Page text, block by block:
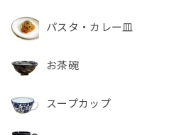
パスタ・カレー皿
お茶碗
スープカップ